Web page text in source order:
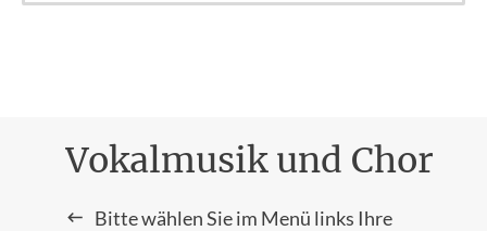
Vokalmusik und Chor
Bitte wählen Sie im Menü links Ihre